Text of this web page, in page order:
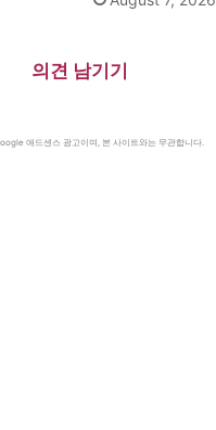
의견 남기기
애드센스 광고이며, 본 사이트와는 무관합니다.